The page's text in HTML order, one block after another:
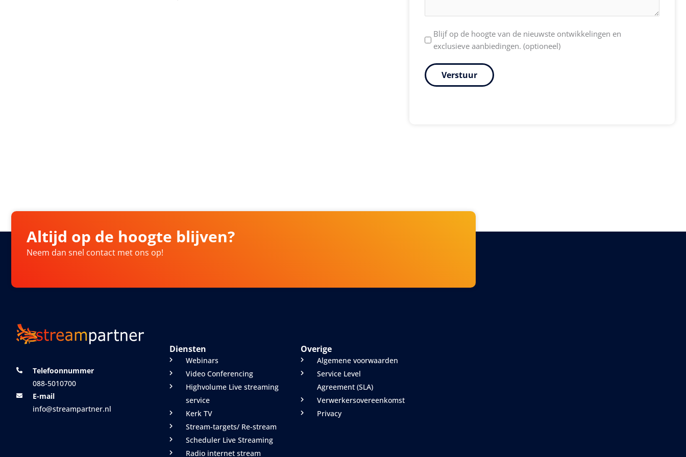
Nieuwsbriefvinkje
Blijf op de hoogte van de nieuwste ontwikkelingen en
exclusieve aanbiedingen. (optioneel)
Altijd op de hoogte blijven?
Neem dan snel contact met ons op!
Telefoonnummer
088-5010700
E-mail
info@streampartner.nl
Diensten
Webinars
Video Conferencing
Highvolume Live streaming
service
Kerk TV
Stream-targets/ Re-stream
Scheduler Live Streaming
Radio internet stream
Overige
Algemene voorwaarden
Service Level
Agreement (SLA)
Verwerkersovereenkomst
Privacy